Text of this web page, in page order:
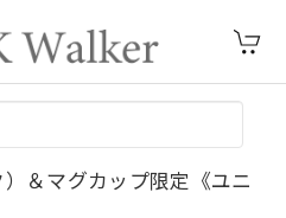
）＆マグカップ限定《ユニ